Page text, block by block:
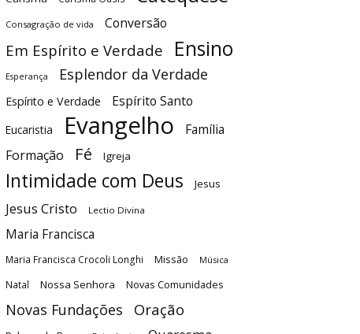
Consagração de vida Conversão
Em Espírito e Verdade Ensino
Esperança Esplendor da Verdade
Espírito e Verdade Espírito Santo
Eucaristia Evangelho
Família
Formação
Fé Igreja
Intimidade com Deus Jesus
Jesus Cristo Lectio Divina
Maria Francisca
Maria Francisca Crocoli Longhi Missão Música
Natal Nossa Senhora Novas Comunidades
Novas Fundações Oração